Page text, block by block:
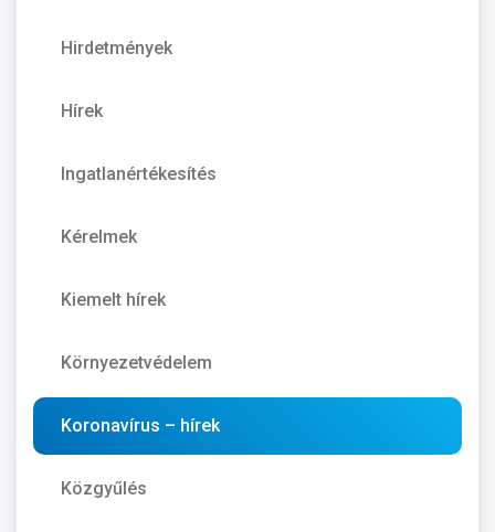
Hirdetmények
Hírek
Ingatlanértékesítés
Kérelmek
Kiemelt hírek
Környezetvédelem
Koronavírus – hírek
Közgyűlés